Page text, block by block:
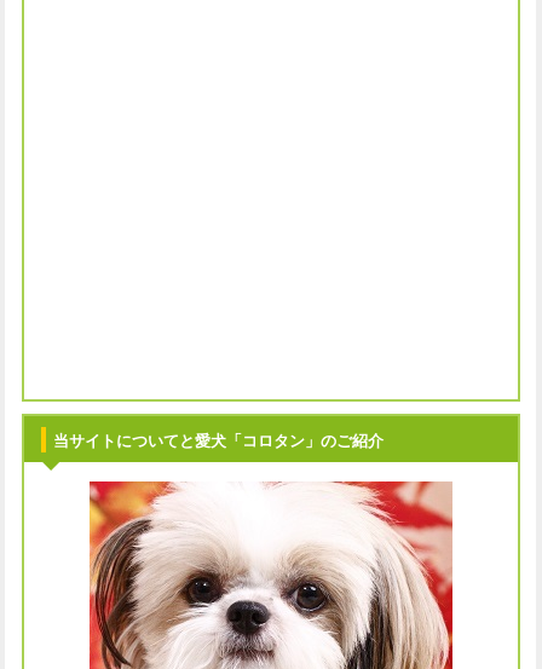
当サイトについてと愛犬「コロタン」のご紹介